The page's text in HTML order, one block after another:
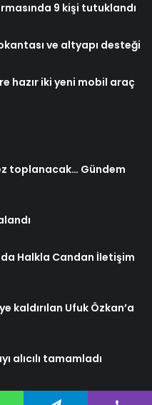
9 kişi tutuklandı
ve altyapı desteği
hazır iki yeni mobil araç
toplanacak… Gündem
Halkla Candan İletişim
kaldırılan Ufuk Özkan’a
alıcılı tamamladı